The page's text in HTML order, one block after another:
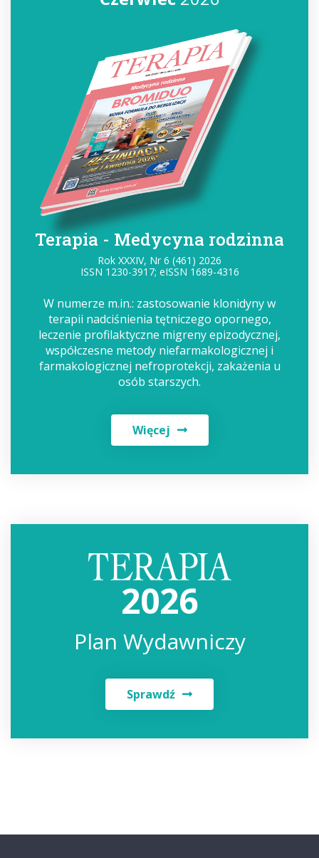
Terapia - Medycyna rodzinna
Rok XXXIV, Nr 6 (461) 2026
ISSN 1230-3917; eISSN 1689-4316
W numerze m.in.: zastosowanie klonidyny w
terapii nadciśnienia tętniczego opornego,
leczenie profilaktyczne migreny epizodycznej,
współczesne metody niefarmakologicznej i
farmakologicznej nefroprotekcji, zakażenia u
osób starszych.
Więcej
2026
Plan Wydawniczy
Sprawdź